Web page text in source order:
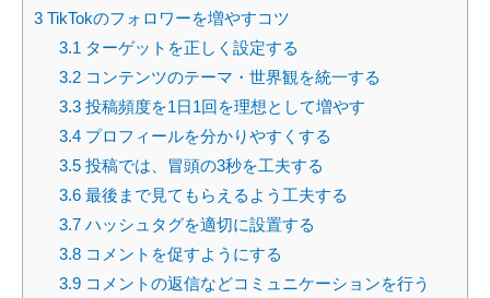
3 TikTokのフォロワーを増やすコツ
3.1 ターゲットを正しく設定する
3.2コンテンツのテーマ・世界観を統一する
3.3投稿頻度を1日1回を理想として増やす
3.4プロフィールを分かりやすくする
3.5投稿では、冒頭の3秒を工夫する
3.6最後まで見てもらえるよう工夫する
3.7ハッシュタグを適切に設置する
3.8コメントを促すようにする
3.9コメントの返信などコミュニケーションを行う